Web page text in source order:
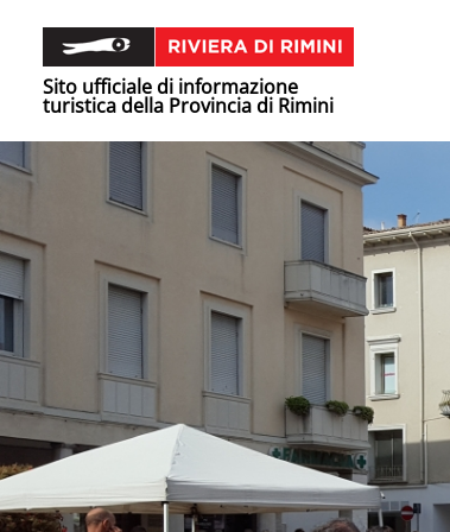
Sito ufficiale di informazione
turistica della Provincia di Rimini